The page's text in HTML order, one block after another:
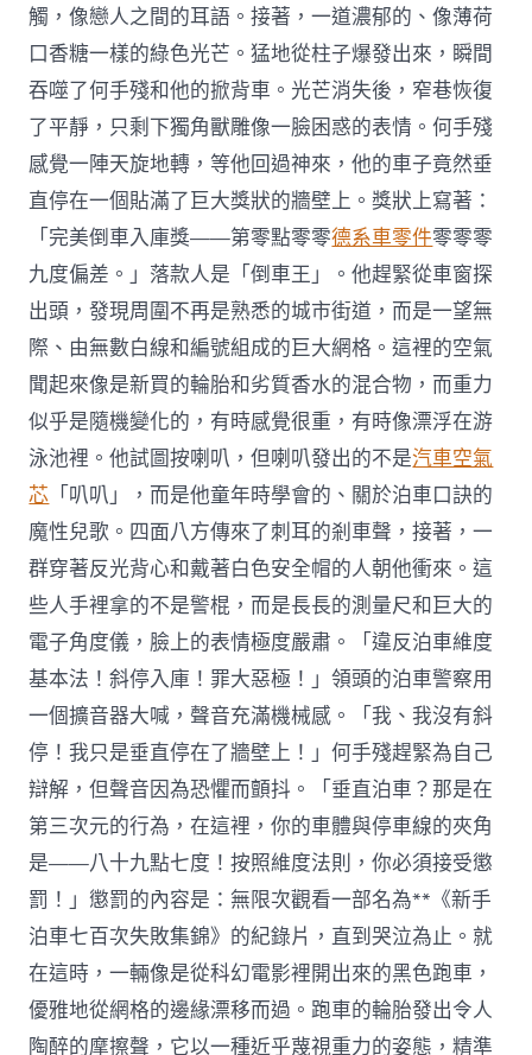
觸，像戀人之間的耳語。接著，一道濃郁的、像薄荷
口香糖一樣的綠色光芒。猛地從柱子爆發出來，瞬間
吞噬了何手殘和他的掀背車。光芒消失後，窄巷恢復
了平靜，只剩下獨角獸雕像一臉困惑的表情。何手殘
感覺一陣天旋地轉，等他回過神來，他的車子竟然垂
直停在一個貼滿了巨大獎狀的牆壁上。獎狀上寫著：
「完美倒車入庫獎——第零點零零德系車零件零零零
九度偏差。」落款人是「倒車王」。他趕緊從車窗探
出頭，發現周圍不再是熟悉的城市街道，而是一望無
際、由無數白線和編號組成的巨大網格。這裡的空氣
聞起來像是新買的輪胎和劣質香水的混合物，而重力
似乎是隨機變化的，有時感覺很重，有時像漂浮在游
泳池裡。他試圖按喇叭，但喇叭發出的不是汽車空氣
芯 「叭叭」，而是他童年時學會的、關於泊車口訣的
魔性兒歌。四面八方傳來了刺耳的剎車聲，接著，一
群穿著反光背心和戴著白色安全帽的人朝他衝來。這
些人手裡拿的不是警棍，而是長長的測量尺和巨大的
電子角度儀，臉上的表情極度嚴肅。「違反泊車維度
基本法！斜停入庫！罪大惡極！」領頭的泊車警察用
一個擴音器大喊，聲音充滿機械感。「我、我沒有斜
停！我只是垂直停在了牆壁上！」何手殘趕緊為自己
辯解，但聲音因為恐懼而顫抖。「垂直泊車？那是在
第三次元的行為，在這裡，你的車體與停車線的夾角
是——八十九點七度！按照維度法則，你必須接受懲
罰！」懲罰的內容是：無限次觀看一部名為**《新手
泊車七百次失敗集錦》的紀錄片，直到哭泣為止。就
在這時，一輛像是從科幻電影裡開出來的黑色跑車，
優雅地從網格的邊緣漂移而過。跑車的輪胎發出令人
陶醉的摩擦聲，它以一種近乎蔑視重力的姿態，精準